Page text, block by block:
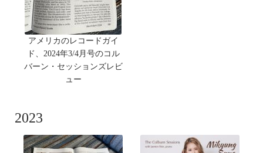
アメリカのレコードガイ
ド、2024年3/4月号のコル
バーン・セッションズレビ
ュー
2023